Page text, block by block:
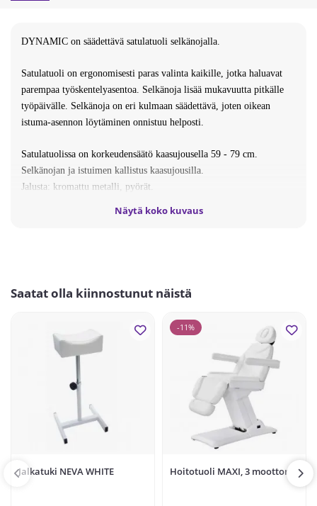
DYNAMIC on säädettävä satulatuoli selkänojalla.
Satulatuoli on ergonomisesti paras valinta kaikille, jotka haluavat
parempaa työskentelyasentoa. Selkänoja lisää mukavuutta pitkälle
työpäivälle. Selkänoja on eri kulmaan säädettävä, joten oikean
istuma-asennon löytäminen onnistuu helposti.
Satulatuolissa on korkeudensäätö kaasujousella 59 - 79 cm.
Selkänojan ja istuimen kallistus kaasujousilla.
Jalusta: kromattu metalli, pyörät.
Näytä koko kuvaus
Saatat olla kiinnostunut näistä
Jalkatuki NEVA WHITE
-11%
Hoitotuoli MAXI, 3 moottoria